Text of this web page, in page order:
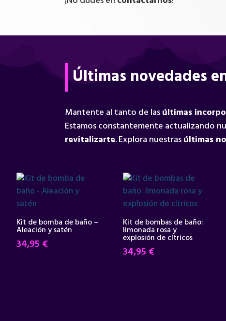
Últimas novedades
Mantente al tanto de lasúltimas
Estamos constantemente actualizando
revitalizarte. Explora nuestrasúltimas
Kit de bomba de baño –
Aleación y satén
34,95 €
Kit de bombas de baño:
limonada rosa y
explosión de cítricos
34,95 €